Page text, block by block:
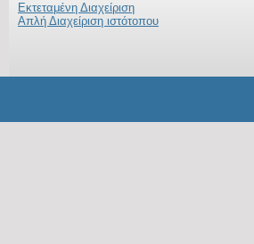
Εκτεταμένη Διαχείριση
Απλή Διαχείριση ιστότοπου